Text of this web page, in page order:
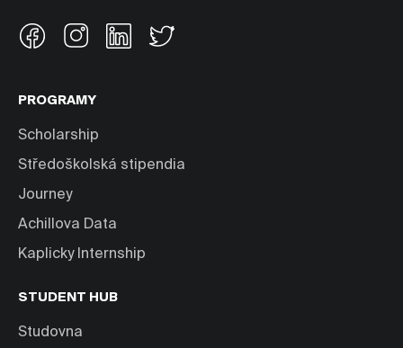
PROGRAMY
Scholarship
Středoškolská stipendia
Journey
Achillova Data
Kaplicky Internship
STUDENT HUB
Studovna